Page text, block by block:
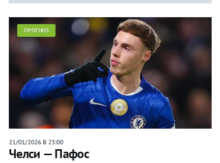
ПРОГНОЗ
21/01/2026 В 23:00
Челси — Пафос